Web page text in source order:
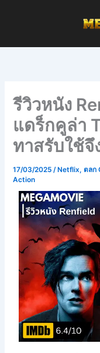
รีวิวหนัง
แดร็กคูล่า
ทาสรับใช้
17/03/2025/ Netflix,ตลก
Action